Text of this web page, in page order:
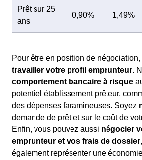
Prêt sur 25
ans
0,90% 1,49%
Pour être en position de
travailler votre profil emprunteur.
comportement bancaire à risque
potentiel établissement prêteur,
des dépenses faramineuses. Soyez
demande de prêt et sur le coût de
Enfin, vous pouvez aussi négocier
emprunteur et vos frais de dossier
également représenter une